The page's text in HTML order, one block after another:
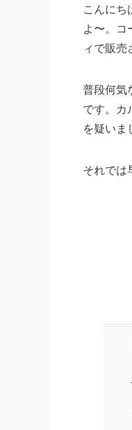
こんにち
よ〜。
ィで販
普段何気
です。カ
を疑いま
それでは